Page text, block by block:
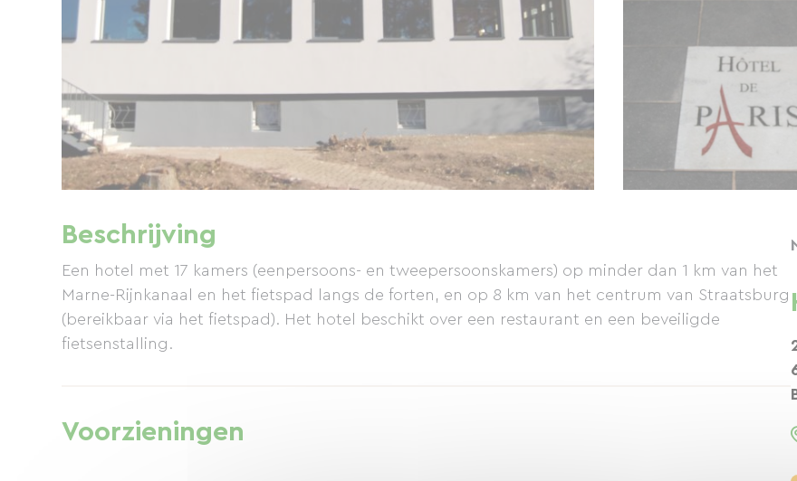
Beschrijving
Een hotel met 17 kamers (eenpersoons- en tweepersoonskamers) op minder dan 1 km van het
Marne-Rijnkanaal en het fietspad langs de forten, en op 8 km van het centrum van Straatsburg
(bereikbaar via het fietspad). Het hotel beschikt over een restaurant en een beveiligde
fietsenstalling.
Voorzieningen